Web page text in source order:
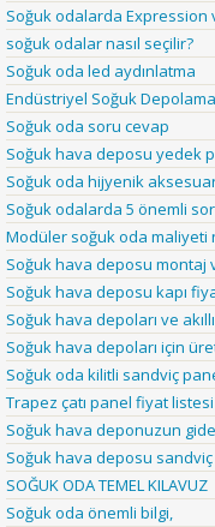
Soğuk odalarda Expression
soğuk odalar nasıl seçilir?
Soğuk oda led aydınlatma
Endüstriyel Soğuk
Soğuk oda soru cevap
Soğuk hava deposu yedek
Soğuk oda hijyenik
Soğuk odalarda 5 önemli
Modüler soğuk oda maliyeti
Soğuk hava deposu montaj
Soğuk hava deposu kapı
Soğuk hava depoları ve
Soğuk hava depoları için
Soğuk oda kilitli sandviç
Trapez çatı panel fiyat listesi
Soğuk hava deponuzun
Soğuk hava deposu
SOĞUK ODA TEMEL KILAVUZ
Soğuk oda önemli bilgi,